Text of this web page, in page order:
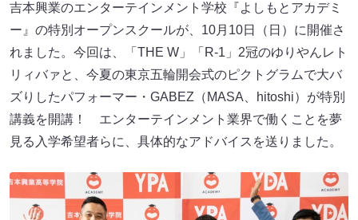
吉本興業のエンターテインメント学校『よしもとアカデミ
ー』の特別オープンスクールが、10月10日（日）に開催さ
れました。今回は、「THE W」「R-1」2冠のゆりやんレト
リィバァと、今夏の東京五輪開会式のピクトグラムで大バ
ズりしたパフォーマー・GABEZ（MASA、hitoshi）が特別
講義を開講！ エンターテインメント業界で働くことを夢
見る入学希望者らに、具体的なアドバイスを送りました。